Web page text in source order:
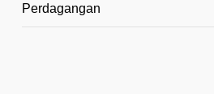
Perdagangan